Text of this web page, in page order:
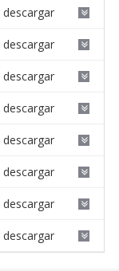
descargar
descargar
descargar
descargar
descargar
descargar
descargar
descargar